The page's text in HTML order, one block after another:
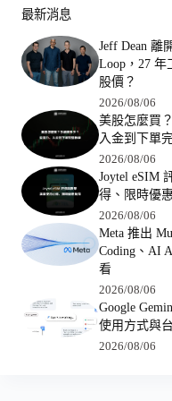
最新消息
Jeff Dean 離
Loop，27 年
股價？
2026/08/06
美股怎麼買
入金到下單
2026/08/06
Joytel eSIM
得、限時優
2026/08/06
Meta 推出
Coding、AI
看
2026/08/06
Google
使用方式與
2026/08/06